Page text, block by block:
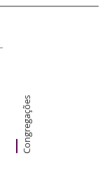
Congregações